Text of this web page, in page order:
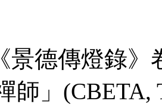
景德傳燈錄
師」(CBETA,